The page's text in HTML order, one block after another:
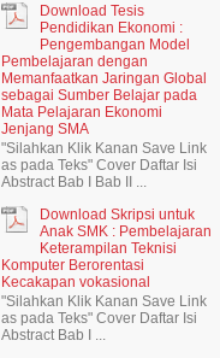
Download Tesis
Pendidikan Ekonomi :
Pengembangan Model
Pembelajaran dengan
Memanfaatkan Jaringan Global
sebagai Sumber Belajar pada
Mata Pelajaran Ekonomi
Jenjang SMA
"Silahkan Klik Kanan Save Link
as pada Teks" Cover Daftar Isi
Abstract Bab I Bab II ...
Download Skripsi untuk
Anak SMK : Pembelajaran
Keterampilan Teknisi
Komputer Berorentasi
Kecakapan vokasional
"Silahkan Klik Kanan Save Link
as pada Teks" Cover Daftar Isi
Abstract Bab I ...